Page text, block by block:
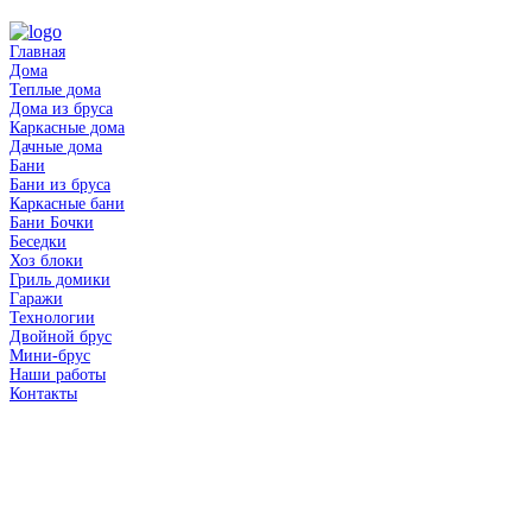
Главная
Дома
Теплые дома
Дома из бруса
Каркасные дома
Дачные дома
Бани
Бани из бруса
Каркасные бани
Бани Бочки
Беседки
Хоз блоки
Гриль домики
Гаражи
Технологии
Двойной брус
Мини-брус
Наши работы
Контакты